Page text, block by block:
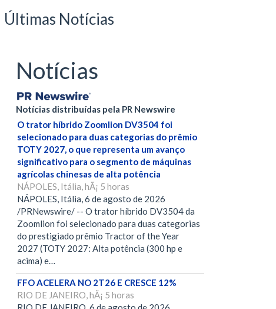
Últimas Notícias
Notícias
Notícias distribuídas pela PR Newswire
O trator híbrido Zoomlion DV3504 foi
selecionado para duas categorias do prêmio
TOTY 2027, o que representa um avanço
significativo para o segmento de máquinas
agrícolas chinesas de alta potência
NÁPOLES, Itália, hÃ¡ 5 horas
NÁPOLES, Itália, 6 de agosto de 2026
/PRNewswire/ -- O trator híbrido DV3504 da
Zoomlion foi selecionado para duas categorias
do prestigiado prêmio Tractor of the Year
2027 (TOTY 2027: Alta potência (300 hp e
acima) e…
FFO ACELERA NO 2T26 E CRESCE 12%
RIO DE JANEIRO, hÃ¡ 5 horas